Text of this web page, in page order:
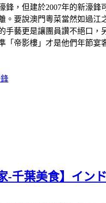
鋒，但建於2007年的新濠
。要說澳門粵菜當然如過
手藝更是讓團員讚不絕口，
「帝影樓」才是他們年節宴
-千葉美食】イ